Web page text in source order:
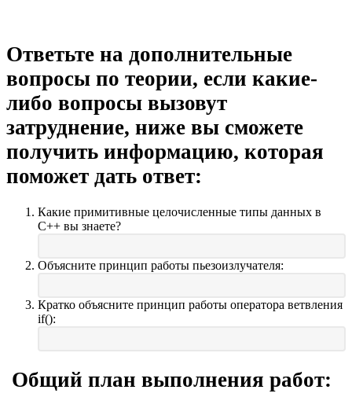
Ответьте на дополнительные
вопросы по теории, если какие-
либо вопросы вызовут
затруднение, ниже вы сможете
получить информацию, которая
поможет дать ответ:
Какие примитивные целочисленные типы данных в
C++ вы знаете?
Объясните принцип работы пьезоизлучателя:
Кратко объясните принцип работы оператора ветвления
if():
Общий план выполнения работ: